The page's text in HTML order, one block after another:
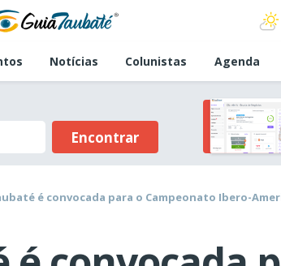
Notícias Colunistas Agenda
Encontrar
é convocada para o Campeonato Ibero-